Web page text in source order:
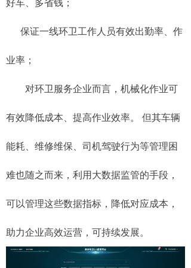
保证一线环卫工作人员有效出勤率、作
业率；
对环卫服务企业而言，机械化作业可
有效降低成本、提高作业效率。 但其车辆
能耗、维修维保、司机驾驶行为等管理困
难也随之而来，利用大数据监管的手段，
可以管理这些数据指标，降低对应成本，
助力企业高效运营，可持续发展。